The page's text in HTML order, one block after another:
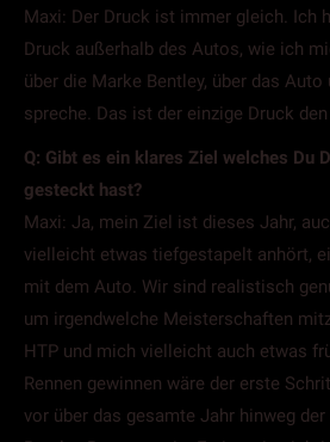
Maxi: Der Druck ist immer gleich. Ich
Druck außerhalb des Autos, wie ich
über die Marke Bentley, über das Auto
spreche. Das ist der einzige Druck
Q: Gibt es ein klares Ziel welches Du
gesteckt hast?
Maxi: Ja, mein Ziel ist dieses Jahr,
vielleicht etwas tiefgestapelt anhört,
mit dem Auto. Wir sind realistisch
um irgendwelche Meisterschaften
HTP und mich vielleicht auch etwas
Rennen gewinnen wäre der erste
vor über das gesamte Jahr hinweg